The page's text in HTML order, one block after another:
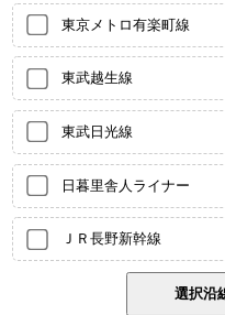
東京メトロ有楽町線
東武越生線
東武日光線
日暮里舎人ライナー
ＪＲ長野新幹線